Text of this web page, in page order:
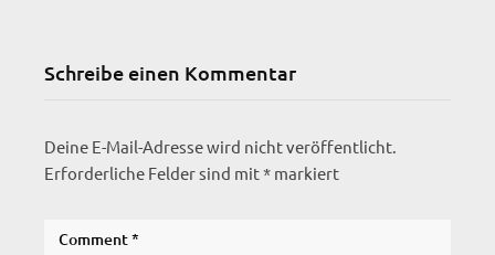
Schreibe einen Kommentar
Deine E-Mail-Adresse wird nicht veröffentlicht.
Erforderliche Felder sind mit* markiert